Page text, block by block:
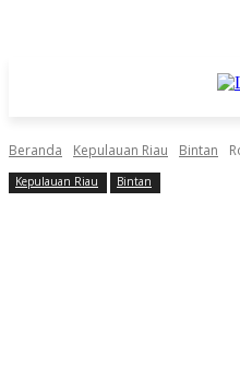
Beranda Kepulauan Riau Bintan
Kepulauan Riau Bintan